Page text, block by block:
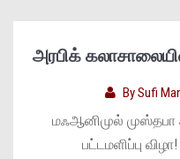
அரபிக்
BySufi
மஃஆனிமுல் முஸ்தபா
பட்டமளிப்பு